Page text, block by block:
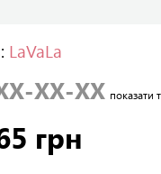
LaVaLa
XX-XX показати
грн